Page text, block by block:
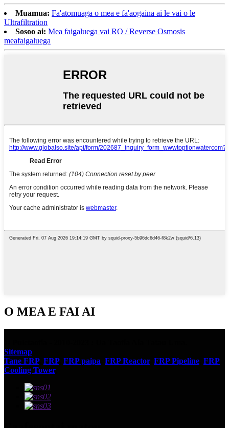
Muamua: Fa'atomuaga o mea e fa'aogaina ai le vai o le
Ultrafiltration
Sosoo ai: Mea faigaluega vai RO / Reverse Osmosis
meafaigaluega
O MEA E FAI AI
Sitemap
Tane FRP, FRP, FRP paipa FRP Reactor, FRP Pipeline FRP
Cooling Tower,